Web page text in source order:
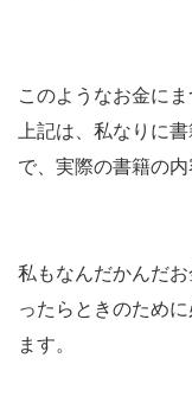
このようなお金に
上記は、私なりに
で、実際の書籍の内
私もなんだかんだ
ったらときのため
ます。